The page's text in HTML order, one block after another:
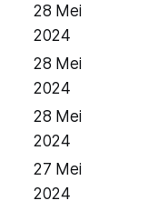
28 Mei
2024
28 Mei
2024
28 Mei
2024
27 Mei
2024